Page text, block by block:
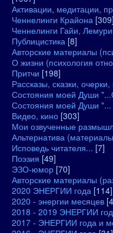
Активации, медитации,
Ченнелинги Крайона [309]
Ченнелинги Гайи,
Публицистика [8]
Авторские материалы
О жизни (психология
Притчи [198]
Рассказы, сказки, очерки,
Состояния моей Души
Состояния моей Души
Видео, кино [303]
Мои озвученные
Альтернатива
Исповедь читателя... [7]
Поэзия [49]
ЭЗО-юмор [70]
Авторские материалы
2020 ЭНЕРГИИ года [114]
2020 - энергии месяцев
2018 - 2019 ЭНЕРГИИ
2017 - ЭНЕРГИИ года и